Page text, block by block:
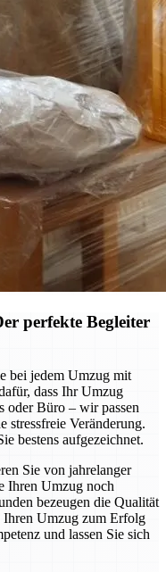
perfekte Begleiter
bei jedem Umzug mit
dass Ihr Umzug
oder Büro – wir passen
stressfreie Veränderung.
bestens aufgezeichnet.
Sie von jahrelanger
Ihren Umzug noch
bezeugen die Qualität
Ihren Umzug zum Erfolg
und lassen Sie sich